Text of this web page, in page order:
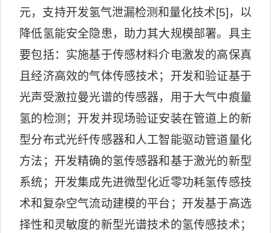
元，支持开发氢气泄漏检测和量化技术 [5] ，以
降低氢能安全隐患，助力其大规模部署。具主
要包括：实施基于传感材料介电激发的高保真
且经济高效的气体传感技术；开发和验证基于
光声受激拉曼光谱的传感器，用于大气中痕量
氢的检测；开发并现场验证安装在管道上的新
型分布式光纤传感器和人工智能驱动管道量化
方法；开发精确的氢传感器和基于激光的新型
系统；开发集成先进微型化近零功耗氢传感技
术和复杂空气流动建模的平台；开发基于高选
择性和灵敏度的新型光谱技术的氢传感技术；